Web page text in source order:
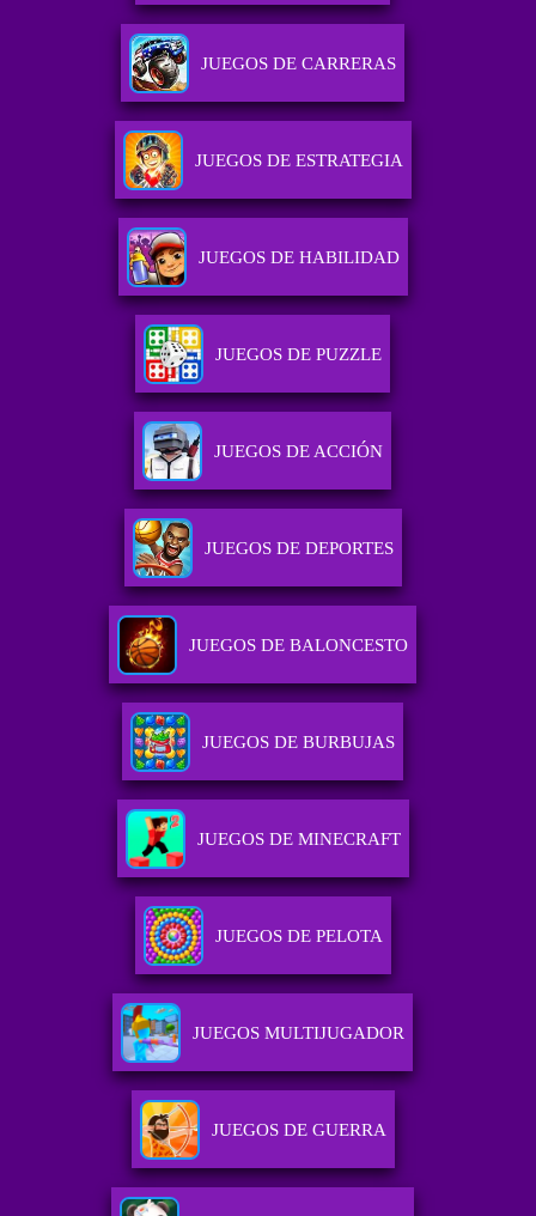
JUEGOS DE CARRERAS
JUEGOS DE ESTRATEGIA
JUEGOS DE HABILIDAD
JUEGOS DE PUZZLE
JUEGOS DE ACCIÓN
JUEGOS DE DEPORTES
JUEGOS DE BALONCESTO
JUEGOS DE BURBUJAS
JUEGOS DE MINECRAFT
JUEGOS DE PELOTA
JUEGOS MULTIJUGADOR
JUEGOS DE GUERRA